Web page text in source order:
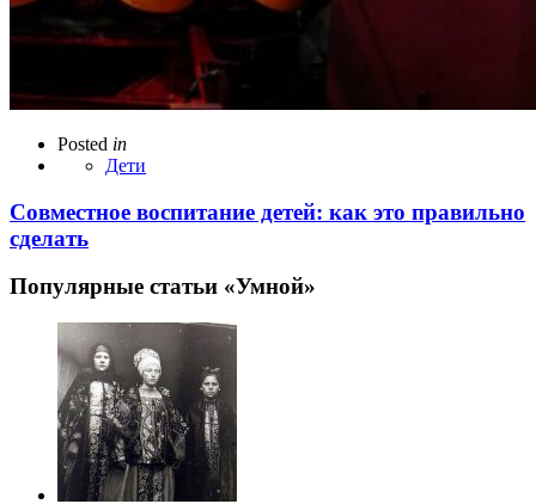
Posted in
Дети
Совместное воспитание детей: как это правильно
сделать
Популярные статьи «Умной»